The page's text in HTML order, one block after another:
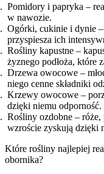
Pomidory i papryka –
w nawozie.
Ogórki, cukinie i dynie
przyspiesza ich
Rośliny kapustne –
żyznego podłoża, które
Drzewa owocowe –
niego cenne składniki
Krzewy owocowe –
dzięki niemu odporność.
Rośliny ozdobne –
wzroście zyskują dzięki
Które rośliny najlepiej
obornika?